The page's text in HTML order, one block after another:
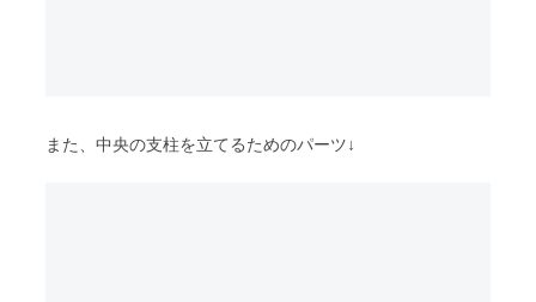
また、中央の支柱を立てるためのパーツ↓